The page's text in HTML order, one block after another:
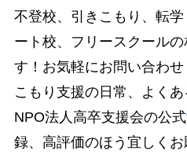
不登校、引きこもり、転
ート校、フリースクール
す！お気軽にお問い合わ
こもり支援の日常、よく
NPO法人高卒支援会の公式
録、高評価のほう宜しくお